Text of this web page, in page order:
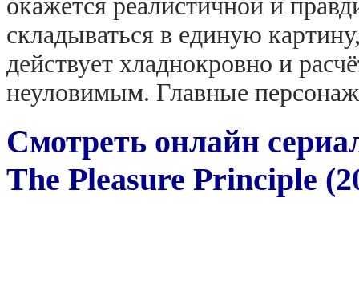
окажется реалистичной и
складываться в единую
действует хладнокровно и
неуловимым. Главные
Смотреть онлайн
The Pleasure Principle